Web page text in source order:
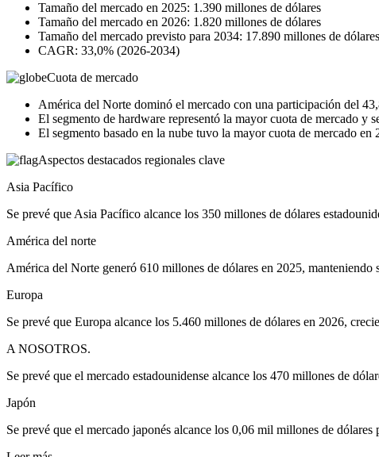
Tamaño del mercado en 2025: 1.390 millones de dólares
Tamaño del mercado en 2026: 1.820 millones de dólares
Tamaño del mercado previsto para 2034: 17.890 millones de dólares
CAGR: 33,0% (2026-2034)
Cuota de mercado
América del Norte dominó el mercado con una participación del
El segmento de hardware representó la mayor cuota de mercado y
El segmento basado en la nube tuvo la mayor cuota de mercado
Aspectos destacados regionales clave
Asia Pacífico
Se prevé que Asia Pacífico alcance los 350 millones de dólares
América del norte
América del Norte generó 610 millones de dólares en 2025, manteniendo
Europa
Se prevé que Europa alcance los 5.460 millones de dólares en 2026,
A NOSOTROS.
Se prevé que el mercado estadounidense alcance los 470 millones de
Japón
Se prevé que el mercado japonés alcance los 0,06 mil millones de dólares